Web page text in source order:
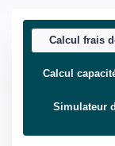
Calcul frais
Calcul
Simulateur